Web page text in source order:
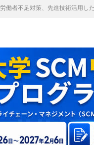
働者不足対策、先進技術活用し